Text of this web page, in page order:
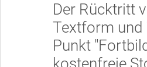
Der Rücktritt
Textform und
Punkt
kostenfreie